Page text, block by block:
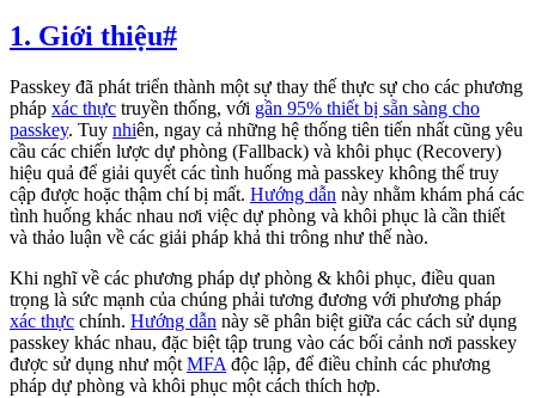
1. Giới thiệu#
Passkey đã phát triển thành một sự thay thế thực sự cho các phương
pháp xác thực truyền thống, với gần 95% thiết bị sẵn sàng cho
passkey. Tuy nhiên, ngay cả những hệ thống tiên tiến nhất cũng yêu
cầu các chiến lược dự phòng (Fallback) và khôi phục (Recovery)
hiệu quả để giải quyết các tình huống mà passkey không thể truy
cập được hoặc thậm chí bị mất. Hướng dẫn này nhằm khám phá các
tình huống khác nhau nơi việc dự phòng và khôi phục là cần thiết
và thảo luận về các giải pháp khả thi trông như thế nào.
Khi nghĩ về các phương pháp dự phòng & khôi phục, điều quan
trọng là sức mạnh của chúng phải tương đương với phương pháp
xác thực chính. Hướng dẫn này sẽ phân biệt giữa các cách sử dụng
passkey khác nhau, đặc biệt tập trung vào các bối cảnh nơi passkey
được sử dụng như một MFA độc lập, để điều chỉnh các phương
pháp dự phòng và khôi phục một cách thích hợp.